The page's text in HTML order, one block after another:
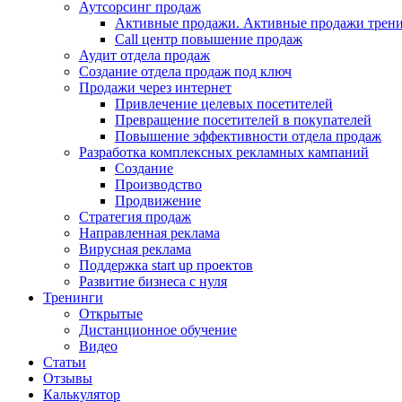
Аутсорсинг продаж
Активные продажи. Активные продажи
Call центр повышение продаж
Аудит отдела продаж
Создание отдела продаж под ключ
Продажи через интернет
Привлечение целевых посетителей
Превращение посетителей в покупателей
Повышение эффективности отдела продаж
Разработка комплексных рекламных кампаний
Создание
Производство
Продвижение
Стратегия продаж
Направленная реклама
Вирусная реклама
Поддержка start up проектов
Развитие бизнеса с нуля
Тренинги
Открытые
Дистанционное обучение
Видео
Статьи
Отзывы
Калькулятор